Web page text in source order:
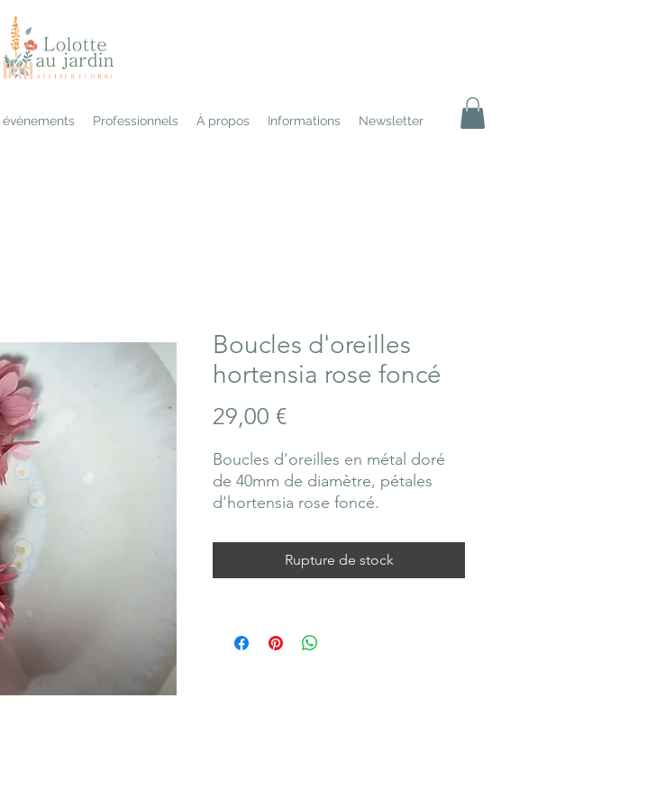
Professionnels À propos Informations Newsletter
Boucles d'oreilles
hortensia rose foncé
29,00 €Prix
Boucles d'oreilles en métal doré
de 40mm de diamètre, pétales
d'hortensia rose foncé.
produits cosmétiques.
Rupture de stock